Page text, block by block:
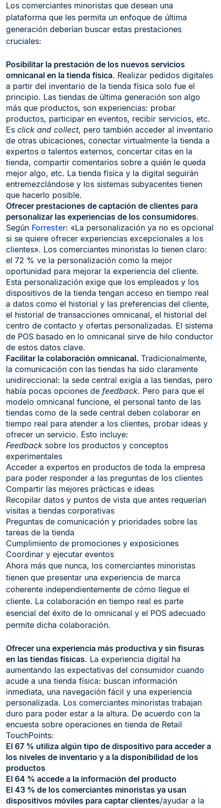
Los comerciantes minoristas que desean una
plataforma que les permita un enfoque de última
generación deberían buscar estas prestaciones
cruciales:
Posibilitar la prestación de los nuevos servicios
omnicanal en la tienda física. Realizar pedidos digitales
a partir del inventario de la tienda física solo fue el
principio. Las tiendas de última generación son algo
más que productos, son experiencias: probar
productos, participar en eventos, recibir servicios, etc.
Es click and collect, pero también acceder al inventario
de otras ubicaciones, conectar virtualmente la tienda a
expertos o talentos externos, concertar citas en la
tienda, compartir comentarios sobre a quién le queda
mejor algo, etc. La tienda física y la digital seguirán
entremezclándose y los sistemas subyacentes tienen
que hacerlo posible.
Ofrecer prestaciones de captación de clientes para
personalizar las experiencias de los consumidores.
Según Forrester: «La personalización ya no es opcional
si se quiere ofrecer experiencias excepcionales a los
clientes». Los comerciantes minoristas lo tienen claro:
el 72 % ve la personalización como la mejor
oportunidad para mejorar la experiencia del cliente.
Esta personalización exige que los empleados y los
dispositivos de la tienda tengan acceso en tiempo real
a datos como el historial y las preferencias del cliente,
el historial de transacciones omnicanal, el historial del
centro de contacto y ofertas personalizadas. El sistema
de POS basado en lo omnicanal sirve de hilo conductor
de estos datos clave.
Facilitar la colaboración omnicanal. Tradicionalmente,
la comunicación con las tiendas ha sido claramente
unidireccional: la sede central exigía a las tiendas, pero
había pocas opciones de feedback. Pero para que el
modelo omnicanal funcione, el personal tanto de las
tiendas como de la sede central deben colaborar en
tiempo real para atender a los clientes, probar ideas y
ofrecer un servicio. Esto incluye:
Feedback sobre los productos y conceptos
experimentales
Acceder a expertos en productos de toda la empresa
para poder responder a las preguntas de los clientes
Compartir las mejores prácticas e ideas
Recopilar datos y puntos de vista que antes requerían
visitas a tiendas corporativas
Preguntas de comunicación y prioridades sobre las
tareas de la tienda
Cumplimiento de promociones y exposiciones
Coordinar y ejecutar eventos
Ahora más que nunca, los comerciantes minoristas
tienen que presentar una experiencia de marca
coherente independientemente de cómo llegue el
cliente. La colaboración en tiempo real es parte
esencial del éxito de lo omnicanal y el POS adecuado
permite dicha colaboración.
Ofrecer una experiencia más productiva y sin fisuras
en las tiendas físicas. La experiencia digital ha
aumentando las expectativas del consumidor cuando
acude a una tienda física: buscan información
inmediata, una navegación fácil y una experiencia
personalizada. Los comerciantes minoristas trabajan
duro para poder estar a la altura. De acuerdo con la
encuesta sobre operaciones en tienda de Retail
TouchPoints:
El 67 % utiliza algún tipo de dispositivo para acceder a
los niveles de inventario y a la disponibilidad de los
productos
El 64 % accede a la información del producto
El 43 % de los comerciantes minoristas ya usan
dispositivos móviles para captar clientes/ayudar a la